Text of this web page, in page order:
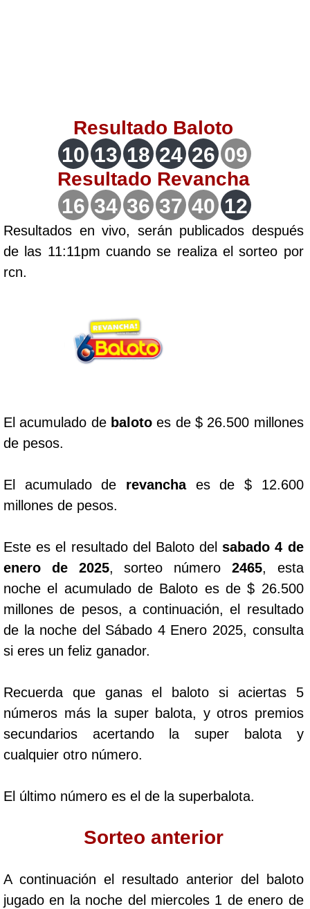
Lotería del Quindio
Lotería de Bogotá
Lotería de Risaralda
Lotería de Medellín
Lotería del Cauca
Extra de Colombia
Antioqueñita Tarde
Astro Sol
Astro Luna
Cafeterito Tarde
Caribeña Día
Caribeña Noche
Chontico Día
Chontico Noche
Culona día
Resultado Baloto
10 13 18 24 26 09
Resultado Revancha
16 34 36 37 40 12
Resultados en vivo, serán publicados después
de las 11:11pm cuando se realiza el sorteo por
rcn.
El acumulado de balotoes de $ 26.500 millones
de pesos.
El acumulado de revanchaes de $ 12.600
millones de pesos.
Este es el resultado del Baloto delsabado 4 de
enero de 2025, sorteo número 2465, esta
noche el acumulado de Baloto es de $ 26.500
millones de pesos, a continuación, el resultado
de la noche del Sábado 4 Enero 2025, consulta
si eres un feliz ganador.
Recuerda que ganas el baloto si aciertas 5
números más la super balota, y otros premios
secundarios acertando la super balota y
cualquier otro número.
El último número es el de la superbalota.
Sorteo anterior
A continuación el resultado anterior del baloto
jugado en la noche del miercoles 1 de enero de